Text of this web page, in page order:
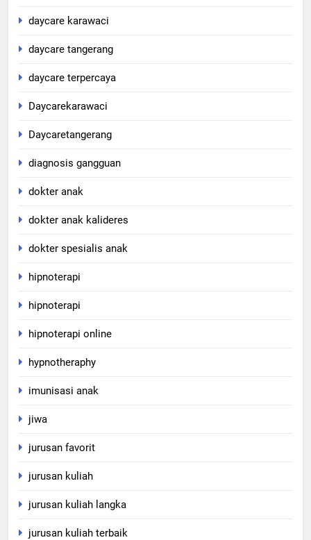
daycare karawaci
daycare tangerang
daycare terpercaya
Daycarekarawaci
Daycaretangerang
diagnosis gangguan
dokter anak
dokter anak kalideres
dokter spesialis anak
hipnoterapi
hipnoterapi
hipnoterapi online
hypnotheraphy
imunisasi anak
jiwa
jurusan favorit
jurusan kuliah
jurusan kuliah langka
jurusan kuliah terbaik